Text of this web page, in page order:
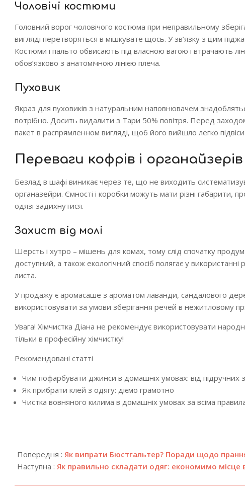
Чоловічі костюми
Головний ворог чоловічого костюма при неправильному
вигляді перетворяться в мішкувате щось. У зв’язку з цим
Костюми і пальто обвисають під власною вагою і втрачають
обов’язково з анатомічною лінією плеча.
Пуховик
Якраз для пуховиків з натуральним наповнювачем
потрібно. Досить видалити з Тари 50% повітря. Перед
пакет в распрямленном вигляді, щоб його вийшло легко
Переваги кофрів і органайзерів
Безлад в шафі виникає через те, що не виходить
органазейри. Ємності і коробки можуть мати різні габарити,
одязі задихнутися.
Захист від молі
Шерсть і хутро – мішень для комах, тому слід спочатку
доступний, а також екологічний спосіб полягає у
листа.
У продажу є аромасаше з ароматом лаванди, сандалового
використовувати за умови зберігання речей в нежитловому
Увага! Хімчистка Діана не рекомендує використовувати
тільки в професійну хімчистку!
Рекомендовані статті
Чим пофарбувати джинси в домашніх умовах: від підручних
Як прибрати клей з одягу: діємо грамотно
Чистка вовняного килима в домашніх умовах за всіма
08-
22
Попередня : Як випрати Бюстгальтер? Поради щодо
Наступна : Як правильно складати одяг: економимо місце